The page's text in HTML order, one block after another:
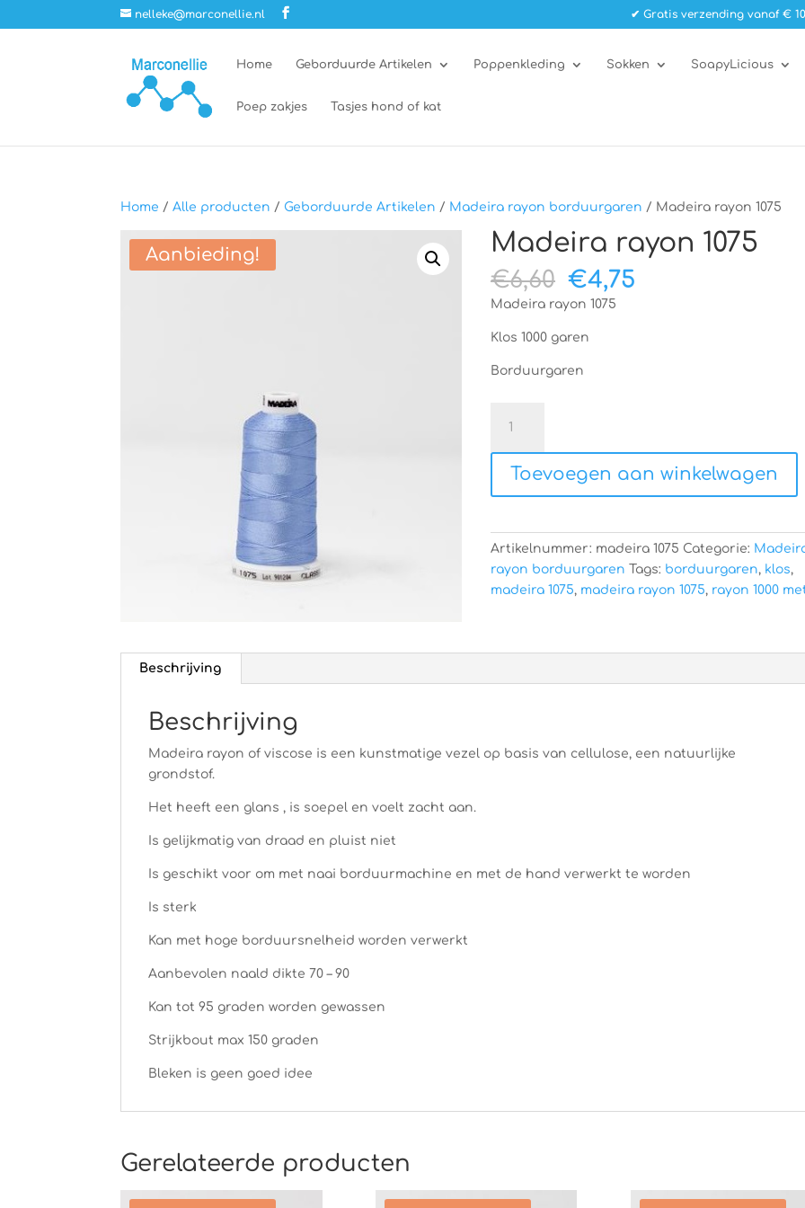
nelleke@marconellie.nl ✔ Gratis verzending vanaf €
Home Geborduurde Artikelen Poppenkleding Sokken SoapyLicious
Poep zakjes Tasjes hond of kat
Home /Alle producten / Geborduurde Artikelen / Madeira rayon borduurgaren / Madeira rayon 1075
Aanbieding! Madeira rayon 1075
€6,60 Oorspronkelijke
prijs
€6,60.
€4,75
Madeira rayon 1075
Klos 1000 garen
Borduurgaren
rayon
1075
aantal
Toevoegen aan winkelwagen
Artikelnummer: madeira 1075 Categorie:
rayon borduurgaren Tags: borduurgaren, klos,
madeira 1075, madeira rayon 1075, rayon 1000
Beschrijving
Beschrijving
Madeira rayon of viscose is een kunstmatige vezel op basis van cellulose, een natuurlijke
grondstof.
Het heeft een glans , is soepel en voelt zacht aan.
Is gelijkmatig van draad en pluist niet
Is geschikt voor om met naai borduurmachine en met de hand verwerkt te worden
Is sterk
Kan met hoge borduursnelheid worden verwerkt
Aanbevolen naald dikte 70 – 90
Kan tot 95 graden worden gewassen
Strijkbout max 150 graden
Bleken is geen goed idee
Gerelateerde producten